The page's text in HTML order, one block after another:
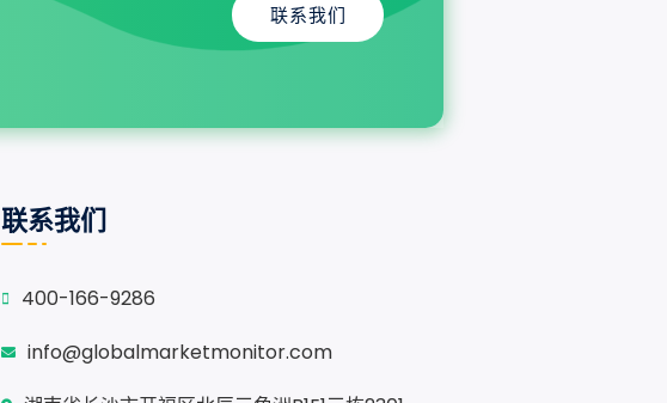
联系我们
联系我们
400-166-9286
info@globalmarketmonitor.com